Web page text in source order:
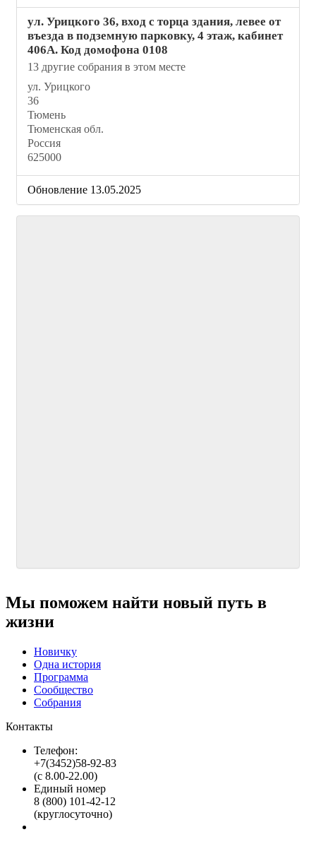
ул. Урицкого 36, вход с торца здания, левее от
въезда в подземную парковку, 4 этаж, кабинет
406А. Код домофона 0108
13 другие собрания в этом месте
ул. Урицкого
36
Тюмень
Тюменская обл.
Россия
625000
Обновление 13.05.2025
Мы поможем найти новый путь в
жизни
Новичку
Одна история
Программа
Сообщество
Собрания
Контакты
Телефон:
+7(3452)58-92-83
(с 8.00-22.00)
Единый номер
8 (800) 101-42-12
(круглосуточно)